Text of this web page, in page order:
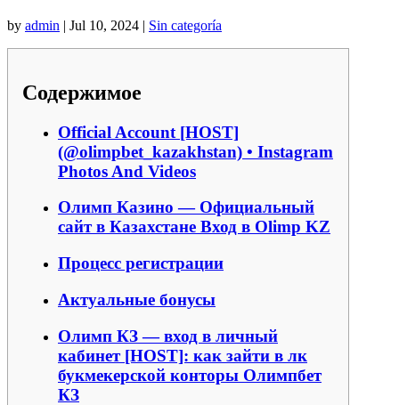
by admin | Jul 10, 2024 | Sin categoría
Содержимое
Official Account [HOST]
(@olimpbet_kazakhstan) • Instagram
Photos And Videos
Олимп Казино — Официальный
сайт в Казахстане Вход в Olimp KZ
Процесс регистрации
Актуальные бонусы
Олимп КЗ — вход в личный
кабинет [HOST]: как зайти в лк
букмекерской конторы Олимпбет
КЗ